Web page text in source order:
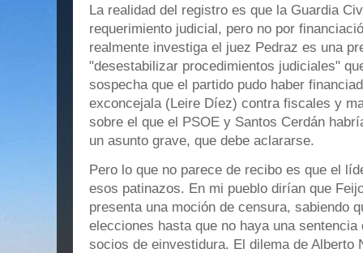
La realidad del registro es que la Guardia
requerimiento judicial, pero no por
realmente investiga el juez Pedraz es una
"desestabilizar procedimientos judiciales"
sospecha que el partido pudo haber
exconcejala (Leire Díez) contra fiscales y
sobre el que el PSOE y Santos Cerdán
un asunto grave, que debe aclararse.
Pero lo que no parece de recibo es que el
esos patinazos. En mi pueblo dirían que
presenta una moción de censura, sabiendo
elecciones hasta que no haya una
socios de einvestidura. El dilema de Alberto